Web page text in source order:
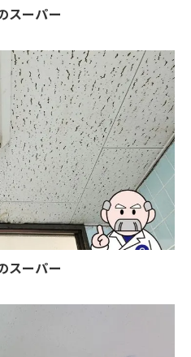
スーパー
スーパー